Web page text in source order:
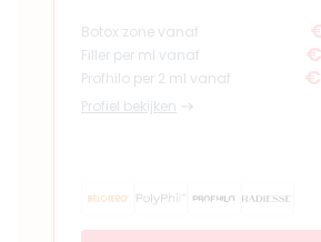
Botox zone vanaf
Filler per ml vanaf
Profhilo per 2 ml vanaf
Profiel bekijken